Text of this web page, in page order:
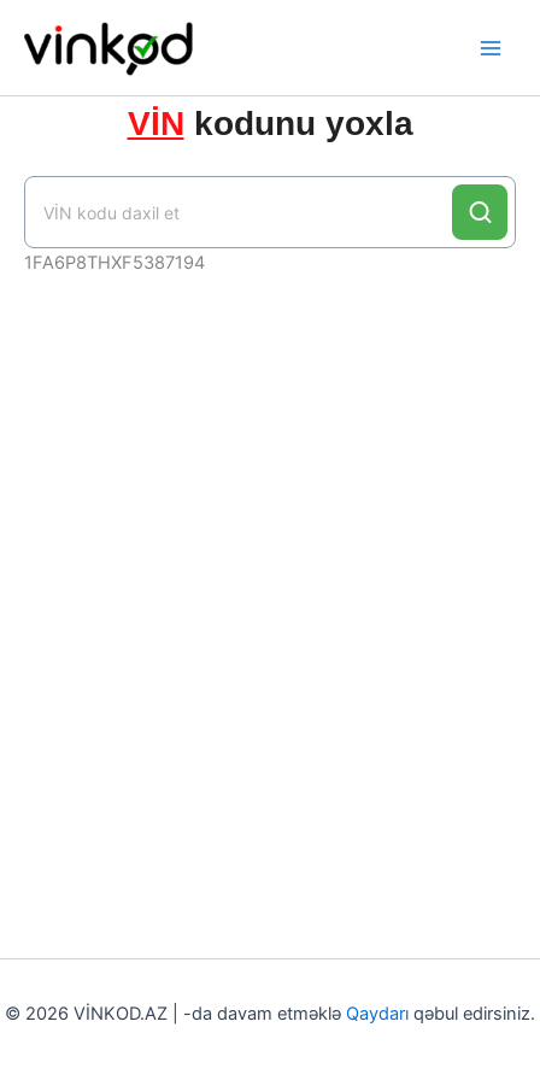
content
VİN kodunu yoxla
1FA6P8THXF5387194
© 2026 VİNKOD.AZ | -da davam etməklə Qaydarı qəbul edirsiniz.